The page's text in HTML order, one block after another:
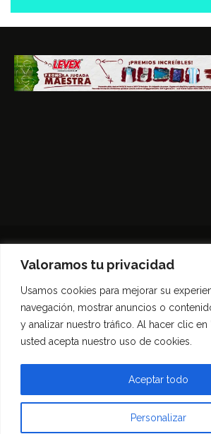
Valoramos tu privacidad
Usamos cookies para mejorar su
navegación, mostrar anuncios o
y analizar nuestro tráfico. Al hacer clic en
usted acepta nuestro uso de cookies.
Personalizar
Aceptar todo
Inicio Entrevistas
Contacto